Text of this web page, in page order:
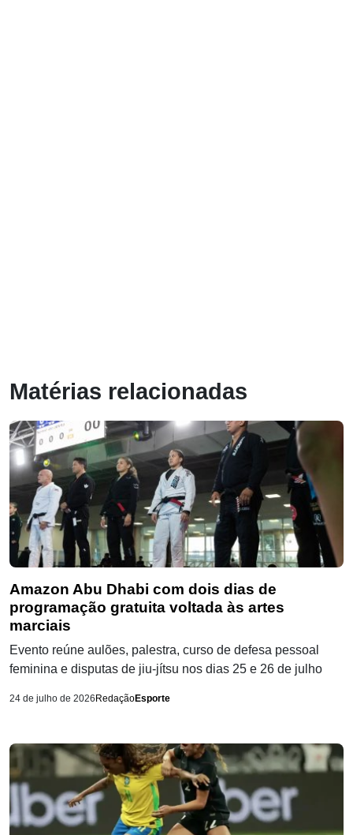
Matérias relacionadas
Amazon Abu Dhabi com dois dias de
programação gratuita voltada às artes
marciais
Evento reúne aulões, palestra, curso de defesa pessoal
feminina e disputas de jiu-jítsu nos dias 25 e 26 de julho
24 de julho de 2026 RedaçãoEsporte